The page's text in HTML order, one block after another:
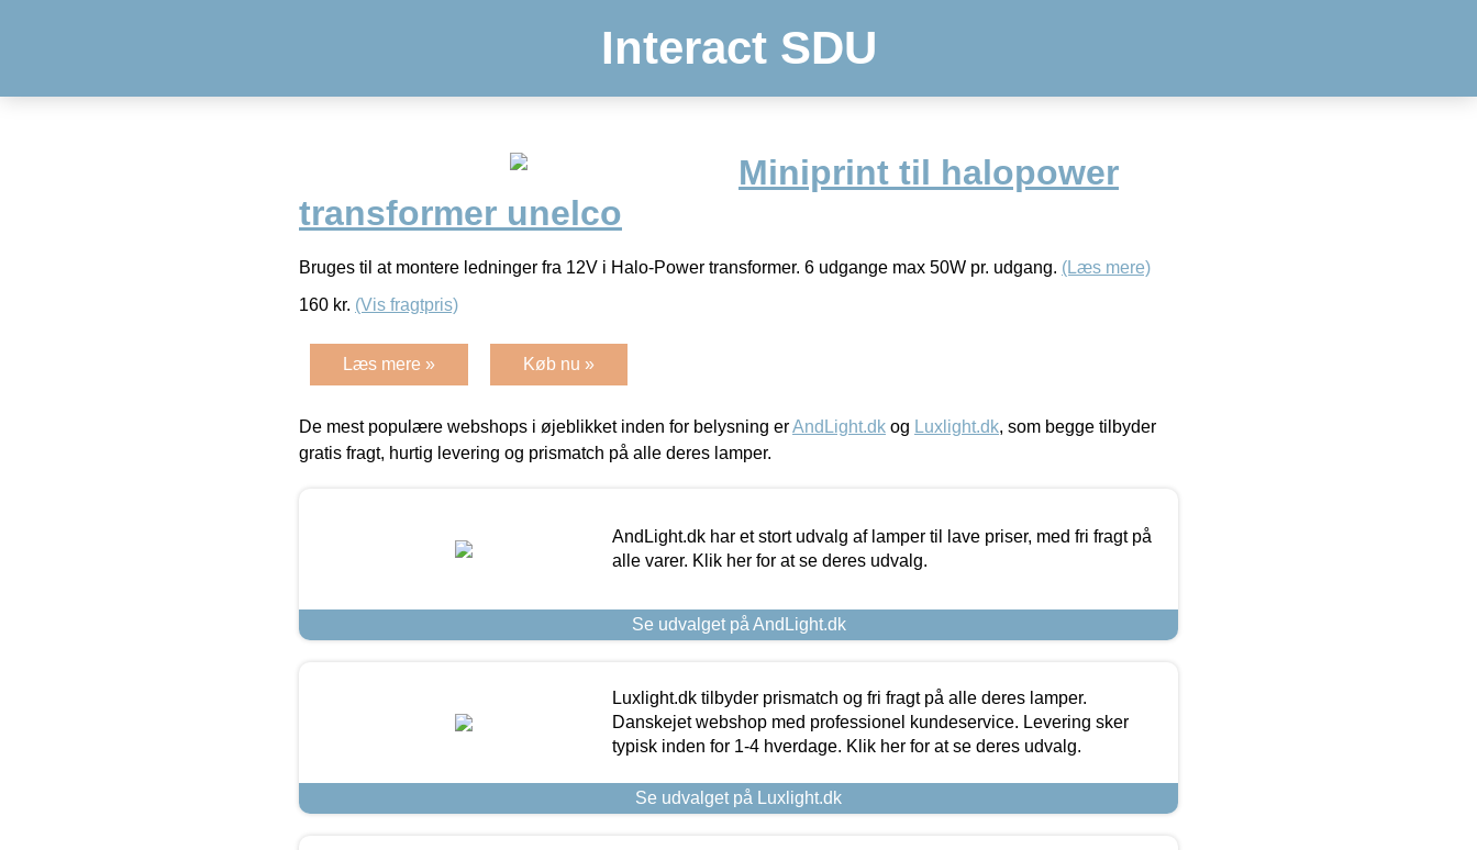
Interact SDU
Miniprint til halopower
transformer unelco
Bruges til at montere ledninger fra 12V i Halo-Power transformer. 6 udgange max 50W pr. udgang. (Læs mere)
160 kr. (Vis fragtpris)
Læs mere » Køb nu »
De mest populære webshops i øjeblikket inden for belysning erAndLight.dk og Luxlight.dk, som begge tilbyder
gratis fragt, hurtig levering og prismatch på alle deres lamper.
AndLight.dk har et stort udvalg af lamper til lave priser, med fri fragt på
alle varer. Klik her for at se deres udvalg.
Se udvalget på AndLight.dk
Luxlight.dk tilbyder prismatch og fri fragt på alle deres lamper.
Danskejet webshop med professionel kundeservice. Levering sker
typisk inden for 1-4 hverdage. Klik her for at se deres udvalg.
Se udvalget på Luxlight.dk